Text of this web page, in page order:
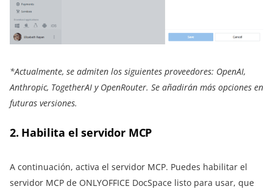
*Actualmente, se admiten los siguientes proveedores: OpenAI,
Anthropic, TogetherAI y OpenRouter. Se añadirán más opciones en
futuras versiones.
2. Habilita el servidor MCP
A continuación, activa el servidor MCP. Puedes habilitar el
servidor MCP de ONLYOFFICE DocSpace listo para usar, que